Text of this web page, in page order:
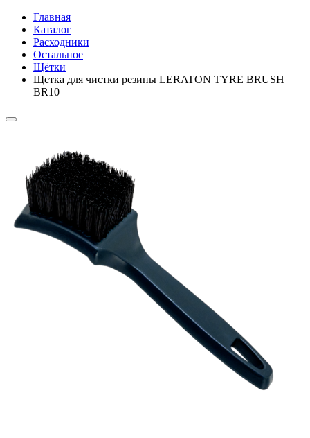
Главная
Каталог
Расходники
Остальное
Щётки
Щетка для чистки резины LERATON TYRE BRUSH
BR10